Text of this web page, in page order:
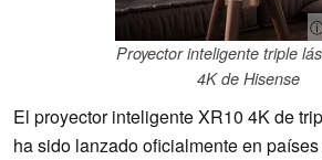
ⓘ
Proyector inteligente triple
4K de Hisense
El proyector inteligente XR10 4K de
ha sido lanzado oficialmente en